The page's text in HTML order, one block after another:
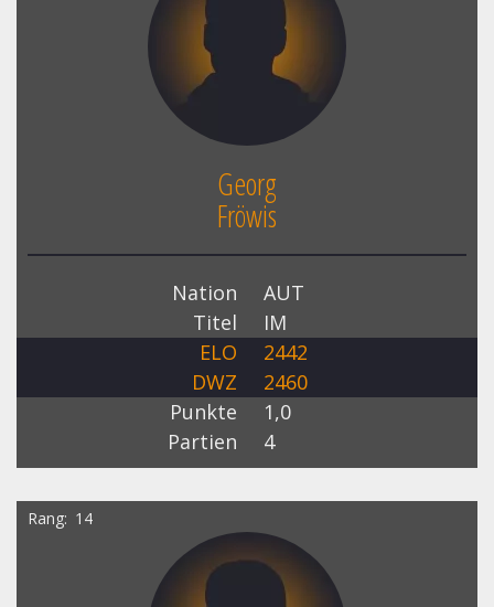
Georg
Fröwis
Nation
AUT
Titel
IM
ELO
2442
DWZ
2460
Punkte
1,0
Partien
4
Rang 14